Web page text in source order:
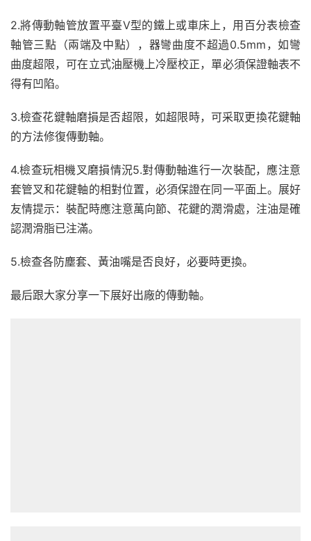
2.將傳動軸管放置平臺V型的鐵上或車床上，用百分表檢查
軸管三點（兩端及中點），器彎曲度不超過0.5mm，如彎
曲度超限，可在立式油壓機上冷壓校正，單必須保證軸表不
得有凹陷。
3.檢查花鍵軸磨損是否超限，如超限時，可采取更換花鍵軸
的方法修復傳動軸。
4.檢查玩相機叉磨損情況5.對傳動軸進行一次裝配，應注意
套管叉和花鍵軸的相對位置，必須保證在同一平面上。展好
友情提示：裝配時應注意萬向節、花鍵的潤滑處，注油是確
認潤滑脂已注滿。
5.檢查各防塵套、黃油嘴是否良好，必要時更換。
最后跟大家分享一下展好出廠的傳動軸。